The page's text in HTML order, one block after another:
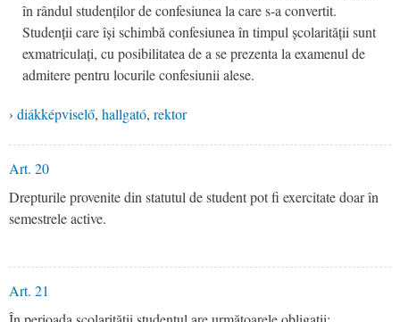
în rândul studenților de confesiunea la care s-a convertit.
Studenții care își schimbă confesiunea în timpul școlarității sunt
exmatriculați, cu posibilitatea de a se prezenta la examenul de
admitere pentru locurile confesiunii alese.
› diákképviselő, hallgató, rektor
Art. 20
Drepturile provenite din statutul de student pot fi exercitate doar în
semestrele active.
Art. 21